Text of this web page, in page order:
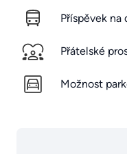
Příspěvek na
Přátelské
Možnost